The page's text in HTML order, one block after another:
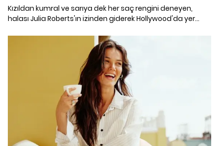
Kızıldan kumral ve sarıya dek her saç rengini deneyen,
halası Julia Roberts'ın izinden giderek Hollywood'da yer
geçmişten günümüze güzellik evrimi.